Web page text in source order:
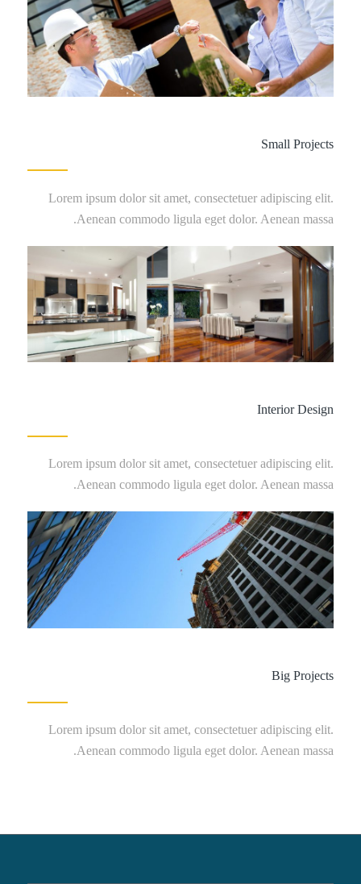
Small Projects
Lorem ipsum dolor sit amet, consectetuer adipiscing elit.
Aenean commodo ligula eget dolor. Aenean massa.
Interior Design
Lorem ipsum dolor sit amet, consectetuer adipiscing elit.
Aenean commodo ligula eget dolor. Aenean massa.
Big Projects
Lorem ipsum dolor sit amet, consectetuer adipiscing elit.
Aenean commodo ligula eget dolor. Aenean massa.